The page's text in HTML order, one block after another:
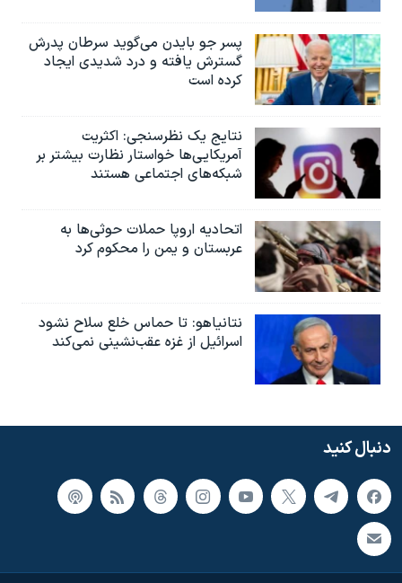
پسر جو بایدن می‌گوید سرطان پدرش
گسترش یافته و درد شدیدی ایجاد
کرده است
نتایج یک نظرسنجی: اکثریت
آمریکایی‌ها خواستار نظارت بیشتر بر
شبکه‌های اجتماعی هستند
اتحادیه اروپا حملات حوثی‌ها به
عربستان و یمن را محکوم کرد
نتانیاهو: تا حماس خلع سلاح نشود
اسرائیل از غزه عقب‌نشینی نمی‌کند
دنبال کنید